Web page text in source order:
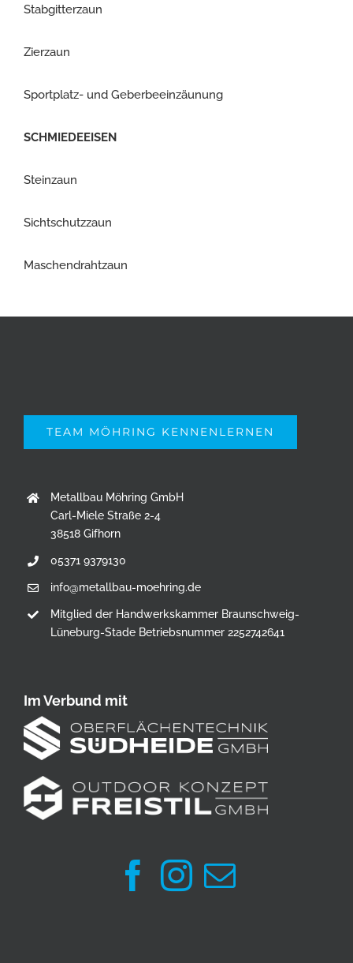
Stabgitterzaun
Zierzaun
Sportplatz- und Geberbeeinzäunung
SCHMIEDEEISEN
Steinzaun
Sichtschutzzaun
Maschendrahtzaun
TEAM MÖHRING KENNENLERNEN
Metallbau Möhring GmbH
Carl-Miele Straße 2-4
38518 Gifhorn
05371 9379130
info@metallbau-moehring.de
Mitglied der Handwerkskammer Braunschweig-
Lüneburg-Stade Betriebsnummer 2252742641
Im Verbund mit